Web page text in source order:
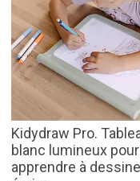
Kidydraw Pro.
blanc lumineux pour
apprendre à